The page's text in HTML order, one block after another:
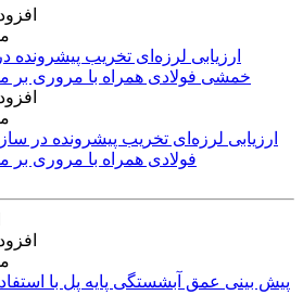
ارزیابی لرزه‌ای تخریب پیشرونده در
فولادی همراه با مروری بر